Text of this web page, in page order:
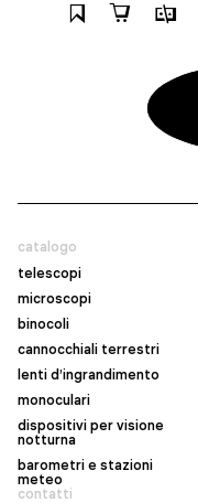
catalogo
telescopi
microscopi
binocoli
cannocchiali terrestri
lenti d’ingrandimento
monoculari
dispositivi per visione
notturna
barometri e stazioni
meteo
contatti